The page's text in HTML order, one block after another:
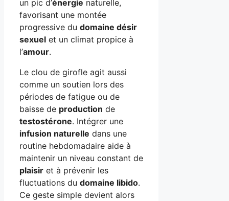
un pic d’énergie naturelle,
favorisant une montée
progressive du domaine désir
sexuel et un climat propice à
l’amour.
Le clou de girofle agit aussi
comme un soutien lors des
périodes de fatigue ou de
baisse de production de
testostérone. Intégrer une
infusion naturelle dans une
routine hebdomadaire aide à
maintenir un niveau constant de
plaisir et à prévenir les
fluctuations du domaine libido.
Ce geste simple devient alors